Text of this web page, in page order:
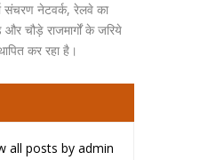
संचरण नेटवर्क, रेलवे का
चौड़े राजमार्गों के जरिये
कर रहा है।
all posts by admin